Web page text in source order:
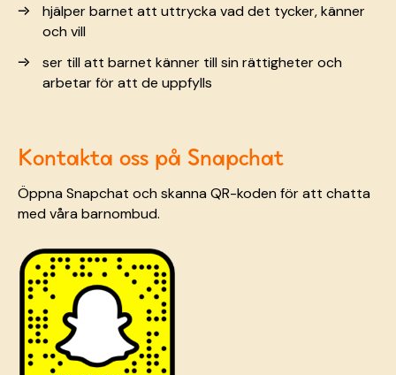
hjälper barnet att uttrycka vad det tycker, känner
och vill
ser till att barnet känner till sin rättigheter och
arbetar för att de uppfylls
Kontakta oss på Snapchat
Öppna Snapchat och skanna QR-koden för att chatta
med våra barnombud.